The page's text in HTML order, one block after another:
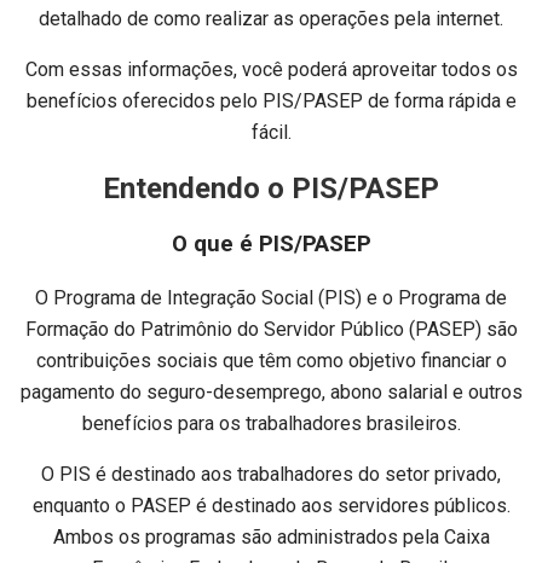
detalhado de como realizar as operações pela internet.
Com essas informações, você poderá aproveitar todos os
benefícios oferecidos pelo PIS/PASEP de forma rápida e
fácil.
Entendendo o PIS/PASEP
O que é PIS/PASEP
O Programa de Integração Social (PIS) e o Programa de
Formação do Patrimônio do Servidor Público (PASEP) são
contribuições sociais que têm como objetivo financiar o
pagamento do seguro-desemprego, abono salarial e outros
benefícios para os trabalhadores brasileiros.
O PIS é destinado aos trabalhadores do setor privado,
enquanto o PASEP é destinado aos servidores públicos.
Ambos os programas são administrados pela Caixa